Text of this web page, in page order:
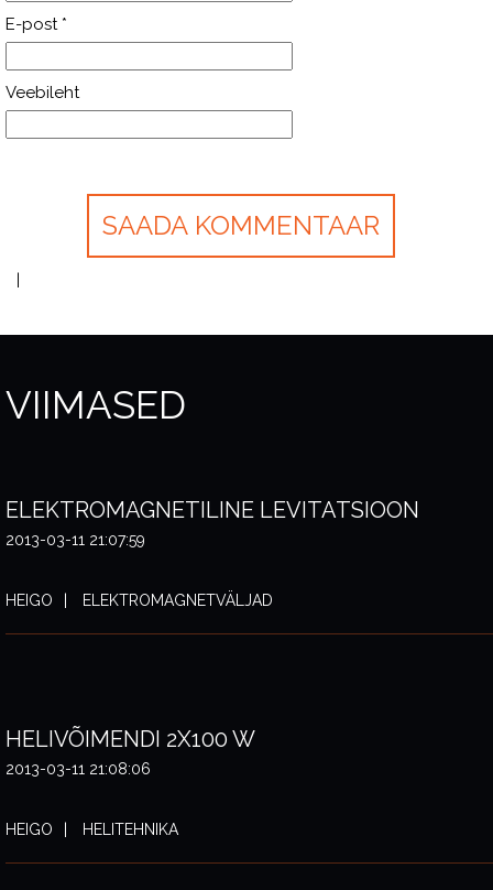
E-post *
Veebileht
VIIMASED
ELEKTROMAGNETILINE LEVITATSIOON
2013-03-11 21:07:59
HEIGO ELEKTROMAGNETVÄLJAD
HELIVÕIMENDI 2X100 W
2013-03-11 21:08:06
HEIGO HELITEHNIKA